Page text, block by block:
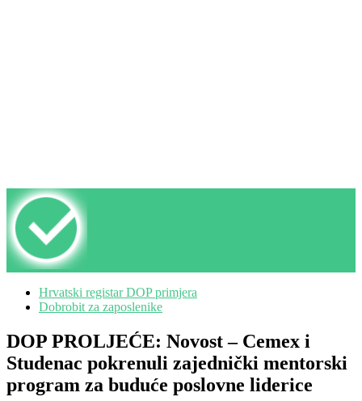
Hrvatski registar DOP primjera
Dobrobit za zaposlenike
DOP PROLJEĆE: Novost – Cemex i
Studenac pokrenuli zajednički mentorski
program za buduće poslovne liderice